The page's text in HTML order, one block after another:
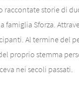
raccontate storie di
famiglia Sforza.
Al termine del
proprio stemma
nei secoli passati.